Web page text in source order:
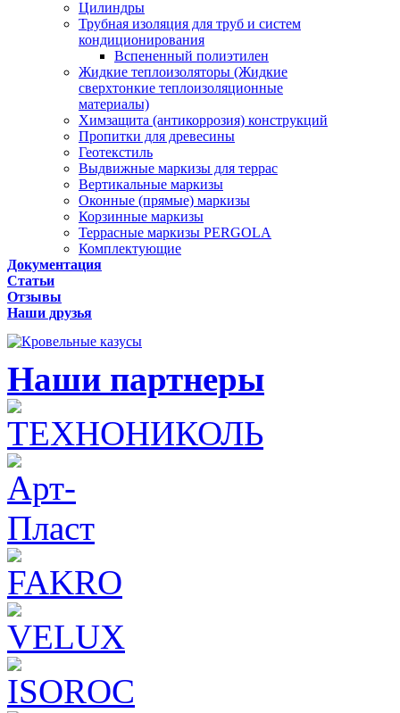
Цилиндры
Трубная изоляция для труб и систем
кондиционирования
Вспененный полиэтилен
Жидкие теплоизоляторы (Жидкие
сверхтонкие теплоизоляционные
материалы)
Химзащита (антикоррозия) конструкций
Пропитки для древесины
Геотекстиль
Выдвижные маркизы для террас
Вертикальные маркизы
Оконные (прямые) маркизы
Корзинные маркизы
Террасные маркизы PERGOLA
Комплектующие
Документация
Статьи
Отзывы
Наши друзья
Наши партнеры